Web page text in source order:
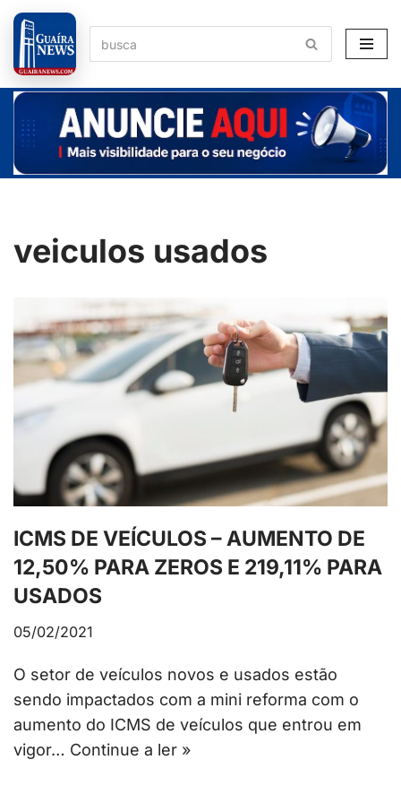
Pular
para
o
conteúdo
veiculos usados
ICMS DE VEÍCULOS – AUMENTO DE
12,50% PARA ZEROS E 219,11% PARA
USADOS
05/02/2021
O setor de veículos novos e usados estão
sendo impactados com a mini reforma com o
aumento do ICMS de veículos que entrou em
vigor… Continue a ler »